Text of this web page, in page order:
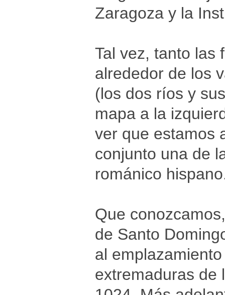
Zaragoza y la
Tal vez, tanto las
alrededor de los
(los dos ríos y
mapa a la
ver que estamos
conjunto una de
románico
Que
de Santo
al
extremaduras de